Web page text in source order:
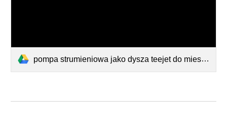
pompa strumieniowa jako dysza teejet do mieszania cieczy w zbiorniku 46550 i Y33180 i Y9270.pdf